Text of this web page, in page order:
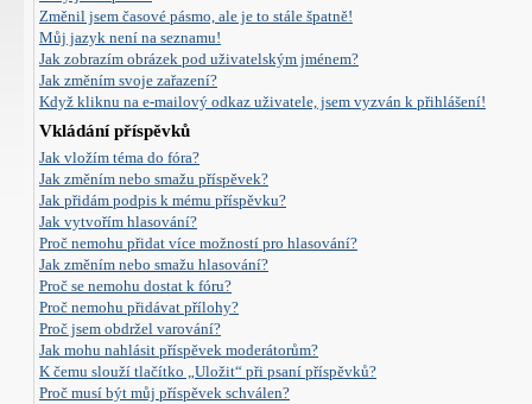
Změnil jsem časové pásmo, ale je to stále špatně!
Můj jazyk není na seznamu!
Jak zobrazím obrázek pod uživatelským jménem?
Jak změním svoje zařazení?
Když kliknu na e-mailový odkaz uživatele, jsem vyzván k přihlášení!
Vkládání příspěvků
Jak vložím téma do fóra?
Jak změním nebo smažu příspěvek?
Jak přidám podpis k mému příspěvku?
Jak vytvořím hlasování?
Proč nemohu přidat více možností pro hlasování?
Jak změním nebo smažu hlasování?
Proč se nemohu dostat k fóru?
Proč nemohu přidávat přílohy?
Proč jsem obdržel varování?
Jak mohu nahlásit příspěvek moderátorům?
K čemu slouží tlačítko „Uložit“ při psaní příspěvků?
Proč musí být můj příspěvek schválen?